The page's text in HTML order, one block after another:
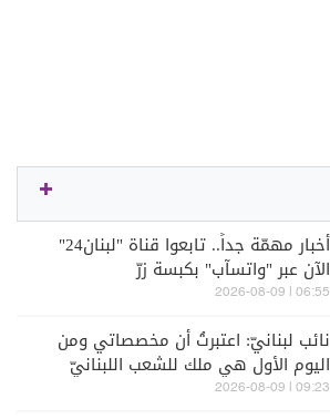
أخبار مهمّة جداً.. تابعوا قناة "لبنان24"
الآن عبر "واتسآب" بكبسة زرّ
06:55 | 2026-08-09
نائب لبنانيّ: اعتبرتُ أن مخصصاتي ومن
اليوم الأول هي ملك للشعب اللبنانيّ
09:23 | 2026-08-09